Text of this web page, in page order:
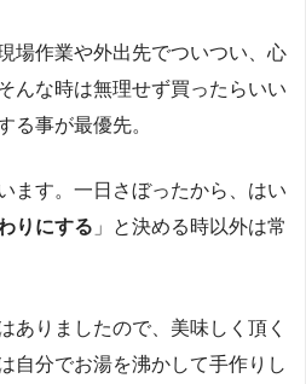
場作業や外出先でついつい、心
んな時は無理せず買ったらいい
る事が最優先。
ます。一日さぼったから、はい
りにする 」と決める時以外は常
ありましたので、美味しく頂く
自分でお湯を沸かして手作りし